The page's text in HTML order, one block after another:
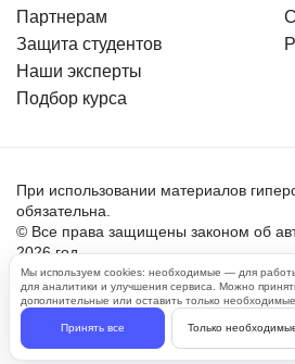
Партнерам
Защита студентов
Наши эксперты
Подбор курса
При использовании материалов
обязательна.
© Все права защищены законом об
2026 год.
Пользовательское соглашение
Политика обработки персональных
Мы используем cookies: необходимые — для
для аналитики и улучшения сервиса. Можно
дополнительные или оставить только
Принять все Только